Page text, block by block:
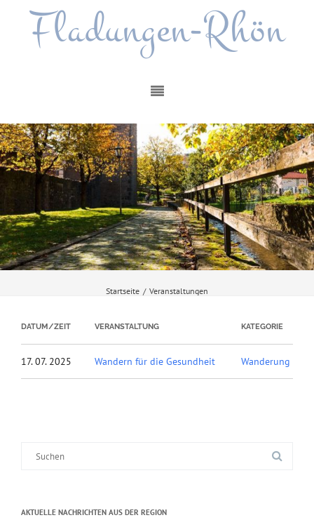
Fladungen-Rhön
Startseite / Veranstaltungen
DATUM/ZEIT VERANSTALTUNG KATEGORIE
17. 07. 2025 Wandern für die Gesundheit Wanderung
AKTUELLE NACHRICHTEN AUS DER REGION